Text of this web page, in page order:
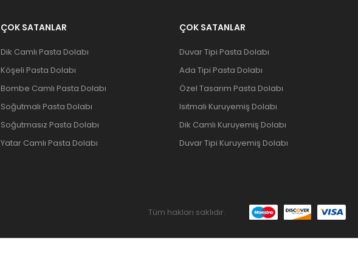
ÇOK SATANLAR
Dik Camlı Pasta Dolabı
Köşeli Pasta Dolabı
Bombe Camlı Pasta Dolabı
Soğutmalı Pasta Dolabı
Soğutmasız Pasta Dolabı
Yatar Camlı Pasta Dolabı
ÇOK SATANLAR
Duvar Tipi Pasta Dolabı
Ada Tipi Pasta Dolabı
Özel Tasarım Pasta Dolabı
Isıtmalı Kuruyemiş Dolabı
Dik Camlı Kuruyemiş Dolabı
Duvar Tipi Kuruyemiş Dolabı
Tüm hakları saklıdır.